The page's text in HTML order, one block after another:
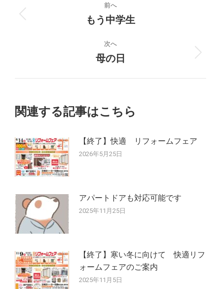
稿
ゲ
ー
ョ
ン
前へ
前
投
稿:
もう中学生
次へ
次
母の日
関連する記事はこちら
【終了】快適 リフォームフェア
2026年5月25日
アパートドアも対応可能です
2025年11月25日
【終了】寒い冬に向けて 快適リフ
ォームフェアのご案内
2025年11月5日